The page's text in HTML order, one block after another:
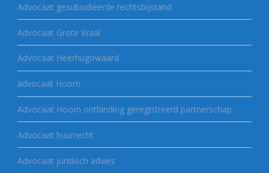
Advocaat gesubsidieerde rechtsbijstand
Advocaat Grote Waal
Advocaat Heerhugowaard
advocaat Hoorn
Advocaat Hoorn ontbinding geregistreerd partnerschap
Advocaat huurrecht
Advocaat juridisch advies